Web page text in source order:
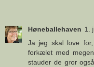
Høneballehaven 1.
Ja jeg skal love
forkælet med
stauder de gror